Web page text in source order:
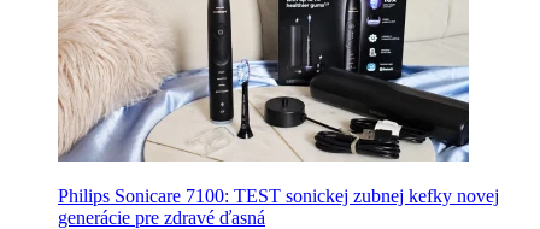
Philips Sonicare 7100: TEST sonickej zubnej kefky novej
generácie pre zdravé ďasná